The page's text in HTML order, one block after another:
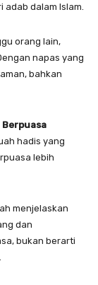
dalam Islam.
orang lain,
napas yang
bahkan
hadis yang
lebih
menjelaskan
dan
bukan berarti